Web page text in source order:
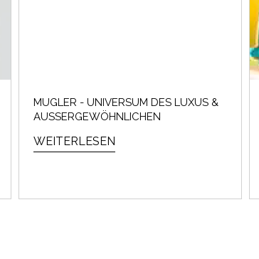
MUGLER - UNIVERSUM DES LUXUS &
AUSSERGEWÖHNLICHEN
WEITERLESEN